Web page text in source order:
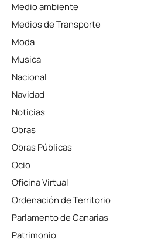
Medio ambiente
Medios de Transporte
Moda
Musica
Nacional
Navidad
Noticias
Obras
Obras Públicas
Ocio
Oficina Virtual
Ordenación de Territorio
Parlamento de Canarias
Patrimonio